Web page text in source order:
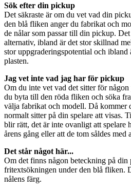
Sök efter din pickup
Det säkraste är om du vet vad din
den blå fliken anger du fabrikat och
de nålar som passar till din pickup.
alternativ, ibland är det stor skillnad
stor uppgraderingspotential och ibland
plasten.
Jag vet inte vad jag har för pickup
Om du inte vet vad det sitter för
du byta till den röda fliken och söka
välja fabrikat och modell. Då kommer
normalt sitter på din spelare att visas.
blir rätt, det är inte ovanligt att spelare
årens gång eller att de tom såldes med
Det står något här...
Om det finns någon beteckning på
fritextsökningen under den blå fliken.
nålens färg.